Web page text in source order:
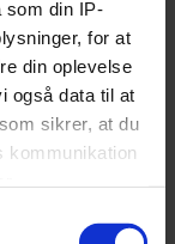
som din IP-
for at
din oplevelse
også data til at
sikrer, at du
kommunikation
om dit